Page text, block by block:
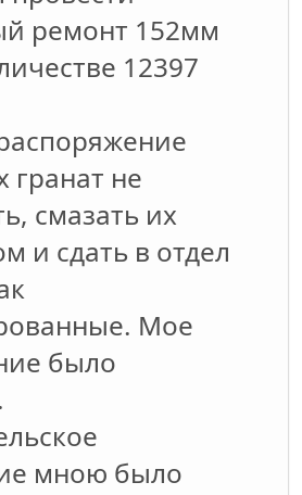
ремонт 152мм
12397
гранат не
смазать их
и сдать в отдел
Мое
было
мною было